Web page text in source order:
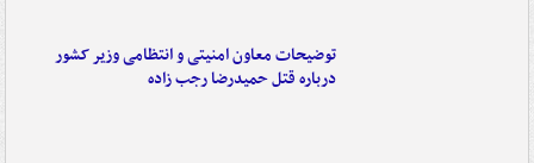
توضیحات معاون امنیتی و انتظامی وزیر کشور
درباره قتل حمیدرضا رجب زاده